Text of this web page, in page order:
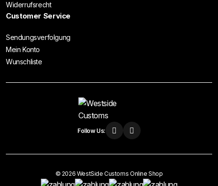
Widerrufsrecht
Customer Service
Sendungsverfolgung
Mein Konto
Wunschliste
Follow Us:
© 2026 WestSide Customs Online Shop